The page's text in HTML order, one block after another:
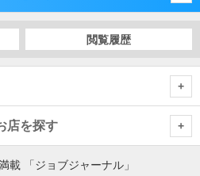
閲覧履歴
店を探す
載 「ジョブジャーナル」